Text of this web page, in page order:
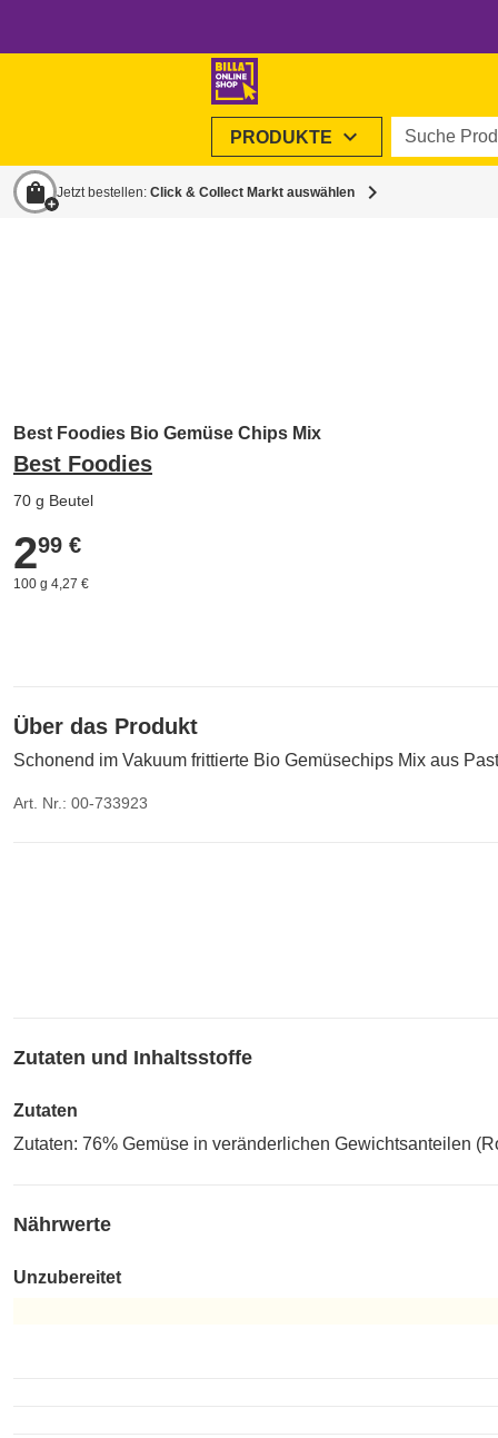
PRODUKTE expand_more Suche
shopping_bag Jetzt bestellen: Click & Collect Markt auswählen chevron_right
Best Foodies Bio Gemüse Chips Mix
Best Foodies
70 g Beutel
2,99 €
299 €
100 g 4,27 €
Über das Produkt
Schonend im Vakuum frittierte Bio Gemüsechips Mix aus
Art. Nr.: 00-733923
Zutaten und Inhaltsstoffe
Zutaten
Zutaten: 76% Gemüse in veränderlichen Gewichtsanteilen
Nährwerte
Unzubereitet